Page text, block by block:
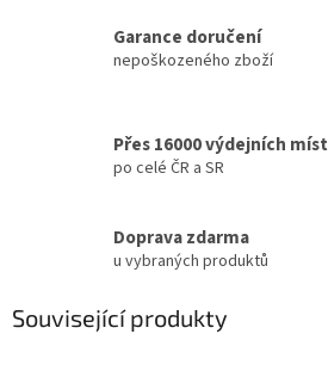
Garance doručení
nepoškozeného zboží
Přes 16000 výdejních míst
po celé ČR a SR
Doprava zdarma
u vybraných produktů
Související produkty